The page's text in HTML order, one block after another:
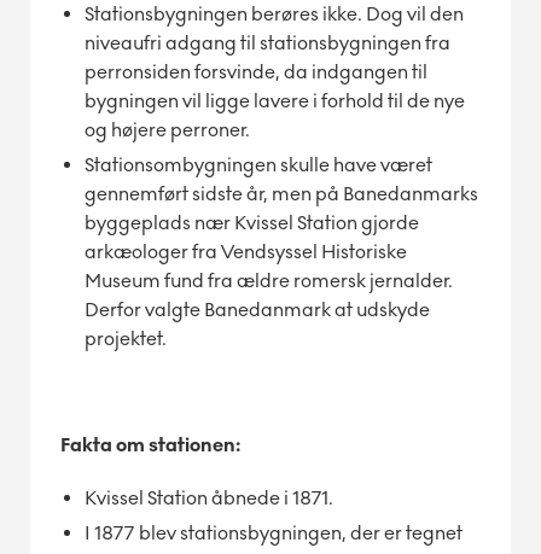
Stationsbygningen berøres ikke. Dog vil den
niveaufri adgang til stationsbygningen fra
perronsiden forsvinde, da indgangen til
bygningen vil ligge lavere i forhold til de nye
og højere perroner.
Stationsombygningen skulle have været
gennemført sidste år, men på Banedanmarks
byggeplads nær Kvissel Station gjorde
arkæologer fra Vendsyssel Historiske
Museum fund fra ældre romersk jernalder.
Derfor valgte Banedanmark at udskyde
projektet.
Fakta om stationen:
Kvissel Station åbnede i 1871.
I 1877 blev stationsbygningen, der er tegnet